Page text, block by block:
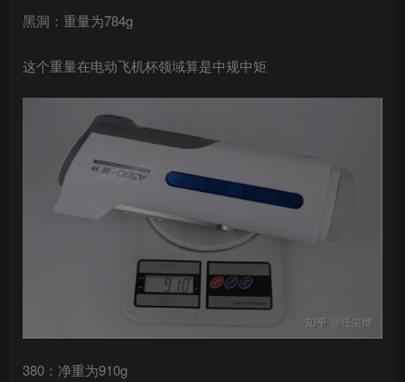
黑洞：重量为784g
这个重量在电动飞机杯领域算是中规中矩
380：净重为910g